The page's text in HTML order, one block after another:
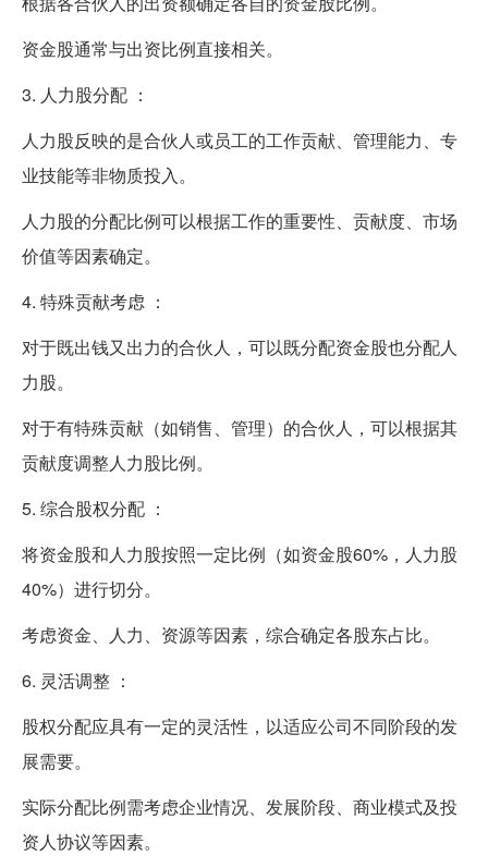
资金股通常与出资比例直接相关。
3. 人力股分配 ：
人力股反映的是合伙人或员工的工作贡献、管理能力、专
业技能等非物质投入。
人力股的分配比例可以根据工作的重要性、贡献度、市场
价值等因素确定。
4. 特殊贡献考虑 ：
对于既出钱又出力的合伙人，可以既分配资金股也分配人
力股。
对于有特殊贡献（如销售、管理）的合伙人，可以根据其
贡献度调整人力股比例。
5. 综合股权分配 ：
将资金股和人力股按照一定比例（如资金股60%，人力股
40%）进行切分。
考虑资金、人力、资源等因素，综合确定各股东占比。
6. 灵活调整 ：
股权分配应具有一定的灵活性，以适应公司不同阶段的发
展需要。
实际分配比例需考虑企业情况、发展阶段、商业模式及投
资人协议等因素。